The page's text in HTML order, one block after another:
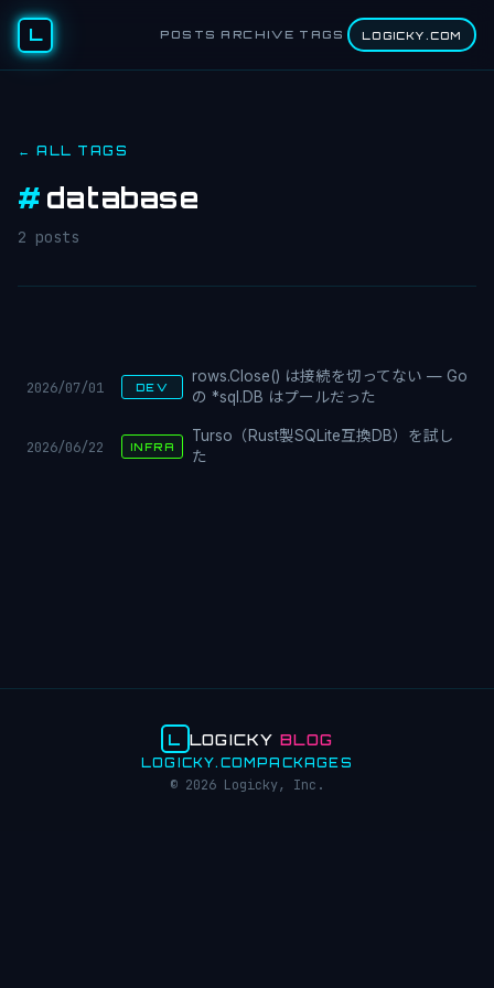
L POSTS ARCHIVE TAGS LOGICKY.COM
← ALL TAGS
# database
2 posts
2026/07/01 DEV
rows.Close() は接続を切ってない — Go
の *sql.DB はプールだった
2026/06/22 INFRA
Turso（Rust製SQLite互換DB）を試し
た
L LOGICKYBLOG
LOGICKY.COM PACKAGES
© 2026 Logicky, Inc.